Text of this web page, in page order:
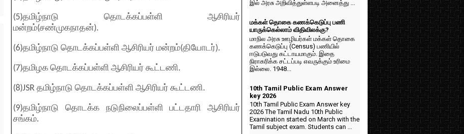
(5)தமிழ்நாடு தொடக்கப்பள்ளி ஆசிரியர்
மன்றம்(சண்முகநாதன்).
(6)தமிழ்நாடு தொடக்கப்பள்ளி ஆசிரியர் மன்றம்(தியோடர்).
(7)தமிழக தொடக்கப்பள்ளி ஆசிரியர் கூட்டணி.
(8)JSR தமிழ்நாடு தொடக்கப்பள்ளி ஆசிரியர் கூட்டணி.
(9)தமிழ்நாடு தொடக்க நடுநிலைப்பள்ளி பட்டதாரி ஆசிரியர்
சங்கம்.
இல் அரசு அறிவித்துள்ளபடி அனைத்து ...
மக்கள் தொகை கணக்கெடுப்பு பணி
யாருக்கெல்லாம் விதிவிலக்கு?
மாநில அரசு ஊழியர்கள் மக்கள் தொகை
கணக்கெடுப்பு (Census) பணியில்
ஈடுபடுவது கட்டாயமாகும். இதை
நிராகரிக்க சட்டப்படி எவருக்கும் உரிமை
இல்லை. 1948...
10th Tamil Public Exam Answer
key 2026
10th Tamil Public Exam Answer key
2026 The Tamil Nadu 10th Public
Examination started on March with the
Tamil subject exam. Students can ...